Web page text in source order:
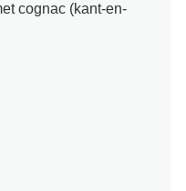
cognac (kant-en-